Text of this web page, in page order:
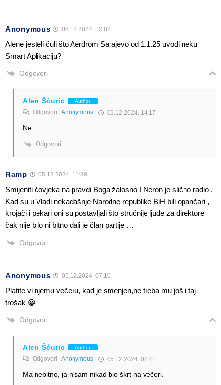
Anonymous 05.12.2024. 12:02
Alene jesteli čuli što Aerdrom Sarajevo od 1.1.25 uvodi neku
Smart Aplikaciju?
Odgovori
Alen Šćuric Author
Odgovori Anonymous 05.12.2024. 14:17
Ne.
Odgovori
Ramp 05.12.2024. 11:38
Smijeniti čovjeka na pravdi Boga žalosno ! Neron je slično radio .
Kad su u Vladi nekadašnje Narodne republike BiH bili opančari ,
krojači i pekari oni su postavljali što stručnije ljude za direktore
čak nije bilo ni bitno dali je član partije …
Odgovori
Anonymous 05.12.2024. 07:10
Platite vi njemu večeru, kad je smenjen,ne treba mu još i taj
trošak 😀
Odgovori
Alen Šćuric Author
Odgovori Anonymous 05.12.2024. 08:41
Ma nebitno, ja nisam nikad bio škrt na večeri.